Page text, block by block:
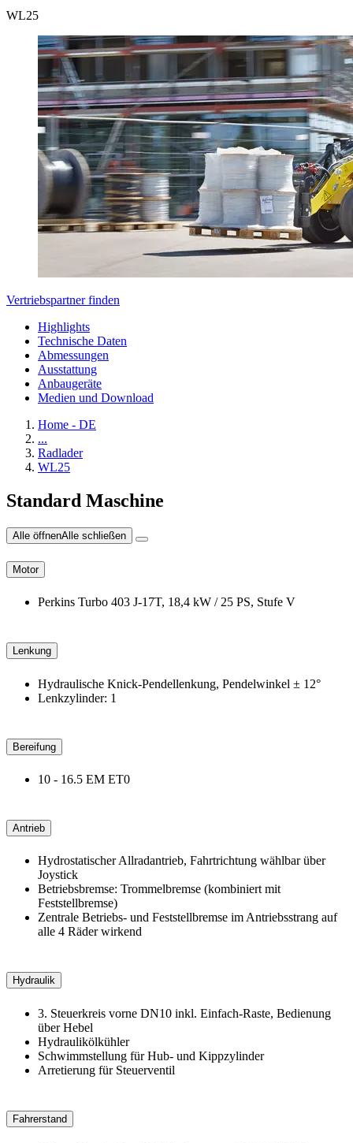
WL25
Vertriebspartner finden
Highlights
Technische Daten
Abmessungen
Ausstattung
Anbaugeräte
Medien und Download
Home - DE
...
Radlader
WL25
Standard Maschine
Alle öffnenAlle schließen
Motor
Perkins Turbo 403 J-17T, 18,4 kW / 25 PS, Stufe V
Lenkung
Hydraulische Knick-Pendellenkung, Pendelwinkel ± 12°
Lenkzylinder: 1
Bereifung
10 - 16.5 EM ET0
Antrieb
Hydrostatischer Allradantrieb, Fahrtrichtung wählbar über
Joystick
Betriebsbremse: Trommelbremse (kombiniert mit
Feststellbremse)
Zentrale Betriebs- und Feststellbremse im Antriebsstrang auf
alle 4 Räder wirkend
Hydraulik
3. Steuerkreis vorne DN10 inkl. Einfach-Raste, Bedienung
über Hebel
Hydraulikölkühler
Schwimmstellung für Hub- und Kippzylinder
Arretierung für Steuerventil
Fahrerstand